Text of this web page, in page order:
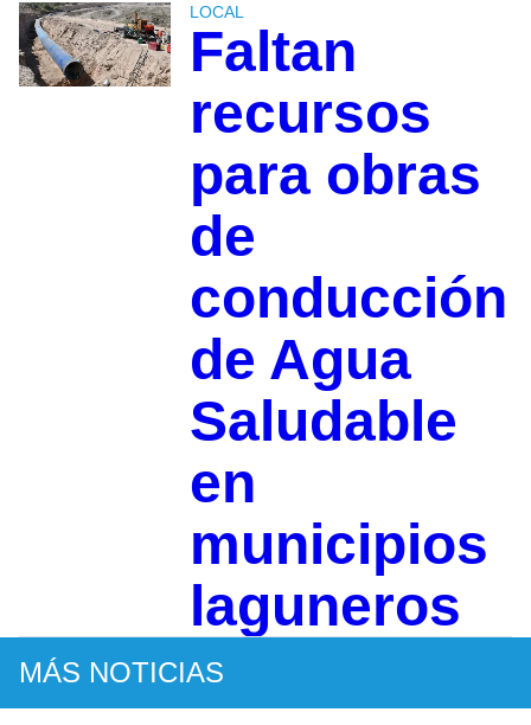
LOCAL
Faltan
recursos
para obras
de
conducción
de Agua
Saludable
en
municipios
laguneros
MÁS NOTICIAS